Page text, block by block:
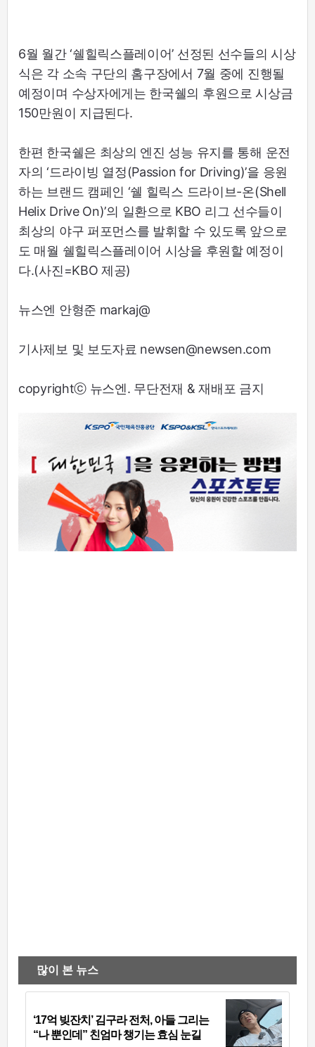
6월 월간 ‘쉘힐릭스플레이어’ 선정된 선수들의 시상
식은 각 소속 구단의 홈구장에서 7월 중에 진행될
예정이며 수상자에게는 한국쉘의 후원으로 시상금
150만원이 지급된다.
한편 한국쉘은 최상의 엔진 성능 유지를 통해 운전
자의 ‘드라이빙 열정(Passion for Driving)’을 응원
하는 브랜드 캠페인 ‘쉘 힐릭스 드라이브-온(Shell
Helix Drive On)’의 일환으로 KBO 리그 선수들이
최상의 야구 퍼포먼스를 발휘할 수 있도록 앞으로
도 매월 쉘힐릭스플레이어 시상을 후원할 예정이
다.(사진=KBO 제공)
뉴스엔 안형준 markaj@
기사제보 및 보도자료 newsen@newsen.com
copyrightⓒ 뉴스엔. 무단전재 & 재배포 금지
많이 본 뉴스
‘17억 빚잔치’ 김구라 전처, 아들 그리는
“나 뿐인데” 친엄마 챙기는 효심 눈길